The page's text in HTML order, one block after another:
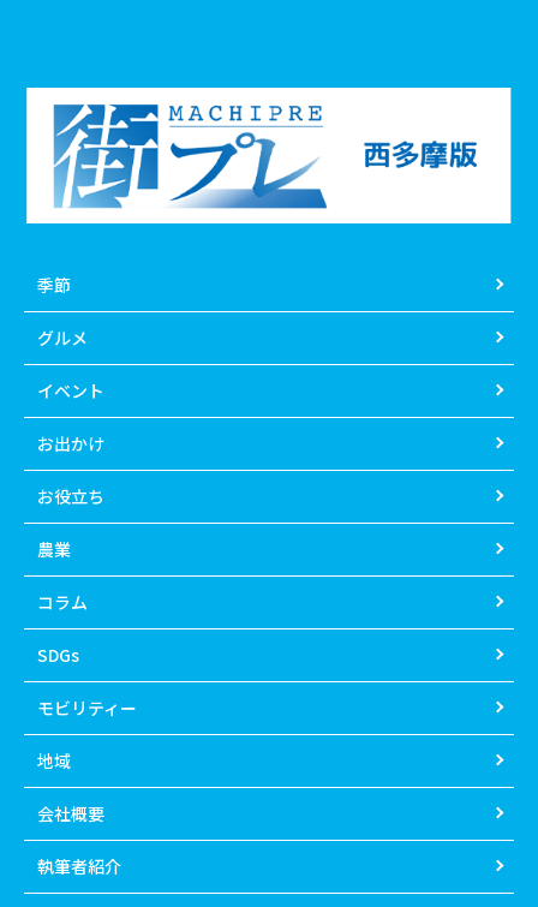
季節
グルメ
イベント
お出かけ
お役立ち
農業
コラム
SDGs
モビリティー
地域
会社概要
執筆者紹介